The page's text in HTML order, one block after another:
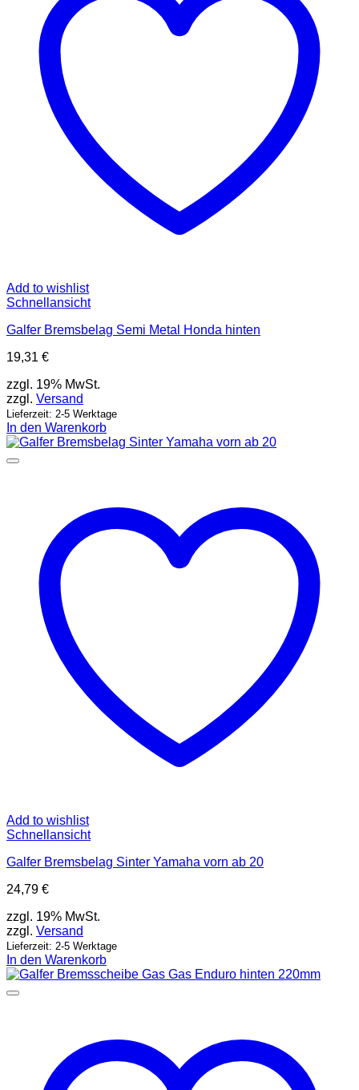
Add to wishlist
Schnellansicht
Galfer Bremsbelag Semi Metal Honda hinten
19,31 €
zzgl. 19% MwSt.
zzgl. Versand
Lieferzeit: 2-5 Werktage
In den Warenkorb
Add to wishlist
Schnellansicht
Galfer Bremsbelag Sinter Yamaha vorn ab 20
24,79 €
zzgl. 19% MwSt.
zzgl. Versand
Lieferzeit: 2-5 Werktage
In den Warenkorb